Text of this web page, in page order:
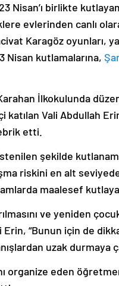
Nisan’ı birlikte
evlerinden canlı
Karagöz oyunları,
kutlamalarına,
İlkokulunda
katılan Vali Abdullah
etti.
şekilde
riskini en alt
maalesef
ve yeniden
“Bunun için de
uzak durmaya
organize eden